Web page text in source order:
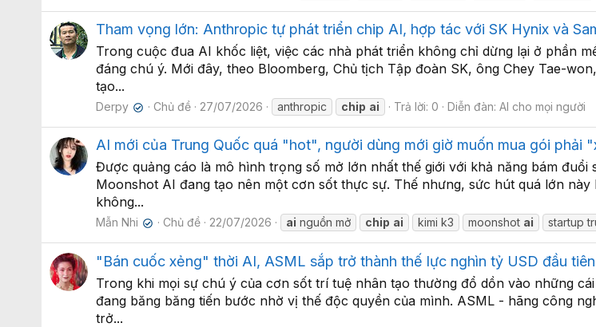
Tham vọng lớn: Anthropic tự phát triển chip AI, hợp tác với SK Hynix và
Trong cuộc đua AI khốc liệt, việc các nhà phát triển không chỉ dừng lại ở phần
đáng chú ý. Mới đây, theo Bloomberg, Chủ tịch Tập đoàn SK, ông Chey Tae-
tạo...
Derpy ✔ Chủ đề 27/07/2026 anthropic chip ai Trả lời: 0 Diễn đàn:AI cho mọi người
AI mới của Trung Quốc quá "hot", người dùng mới giờ muốn mua gói phải
Được quảng cáo là mô hình trọng số mở lớn nhất thế giới với khả năng bám
Moonshot AI đang tạo nên một cơn sốt thực sự. Thế nhưng, sức hút quá lớn
không...
Mẫn Nhi ✔ Chủ đề 22/07/2026 ai nguồn mở chip ai kimi k3 moonshot ai startup
"Bán cuốc xẻng" thời AI, ASML sắp trở thành thế lực nghìn tỷ USD đầu
Trong khi mọi sự chú ý của cơn sốt trí tuệ nhân tạo thường đổ dồn vào những
đang băng băng tiến bước nhờ vị thế độc quyền của mình. ASML - hãng công
trở...